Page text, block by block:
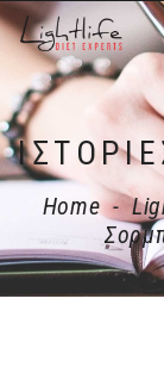
Home -